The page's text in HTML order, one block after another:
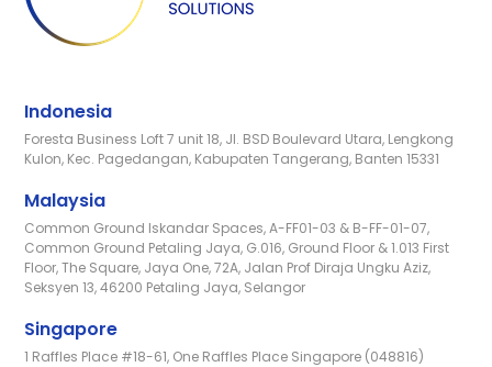
Indonesia
Foresta Business Loft 7 unit 18, Jl. BSD Boulevard Utara, Lengkong
Kulon, Kec. Pagedangan, Kabupaten Tangerang, Banten 15331
Malaysia
Common Ground Iskandar Spaces, A-FF01-03 & B-FF-01-07,
Common Ground Petaling Jaya, G.016, Ground Floor & 1.013 First
Floor, The Square, Jaya One, 72A, Jalan Prof Diraja Ungku Aziz,
Seksyen 13, 46200 Petaling Jaya, Selangor
Singapore
1 Raffles Place #18-61, One Raffles Place Singapore (048816)